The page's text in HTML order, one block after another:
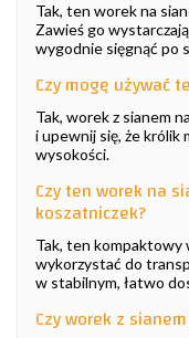
Tak, ten worek na
Zawieś go
wygodnie sięgnąć po
Czy mogę używać
Tak, worek z sianem
i upewnij się, że królik
wysokości.
Czy ten worek na
koszatniczek?
Tak, ten kompaktowy
wykorzystać do
w stabilnym, łatwo
Czy worek z